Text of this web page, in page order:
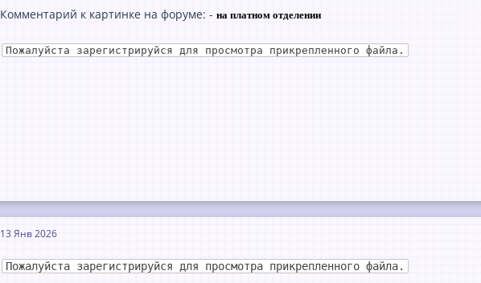
Комментарий к картинке на форуме: - на платном отделении
Пожалуйста зарегистрируйся для просмотра прикрепленного файла.
13 Янв 2026
Пожалуйста зарегистрируйся для просмотра прикрепленного файла.